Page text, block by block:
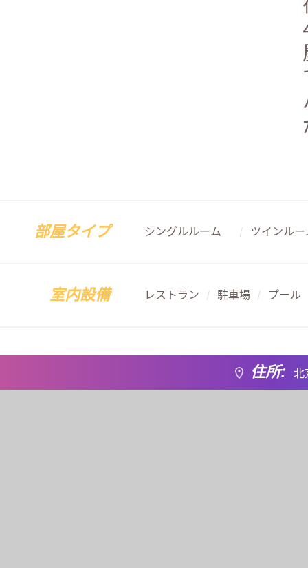
部屋タイプ シングルルーム / ツインル
室内設備 レストラン / 駐車場 / プール
住所: 北